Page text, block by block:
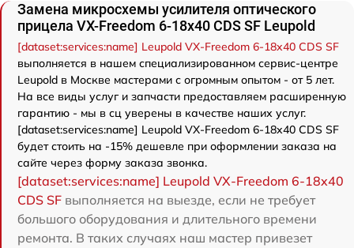
Замена микросхемы усилителя оптического
прицела VX-Freedom 6-18x40 CDS SF Leupold
[dataset:services:name] Leupold VX-Freedom 6-18x40 CDS SF
выполняется в нашем специализированном сервис-центре
Leupold в Москве мастерами с огромным опытом - от 5 лет.
На все виды услуг и запчасти предоставляем расширенную
гарантию - мы в сц уверены в качестве наших услуг.
[dataset:services:name] Leupold VX-Freedom 6-18x40 CDS SF
будет стоить на -15% дешевле при оформлении заказа на
сайте через форму заказа звонка.
[dataset:services:name] Leupold VX-Freedom 6-18x40
CDS SF выполняется на выезде, если не требует
большого оборудования и длительного времени
ремонта. В таких случаях наш мастер привезет